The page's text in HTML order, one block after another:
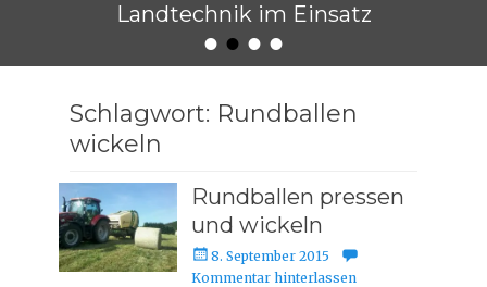
••••
Landtechnik im Einsatz
admin
Schlagwort: Rundballen
wickeln
Rundballen pressen
und wickeln
V
e
8. September 2015
Kommentar hinterlassen